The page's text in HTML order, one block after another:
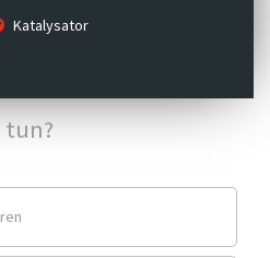
Katalysator